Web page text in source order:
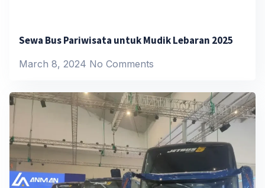
Sewa Bus Pariwisata untuk Mudik Lebaran 2025
March 8, 2024 No Comments